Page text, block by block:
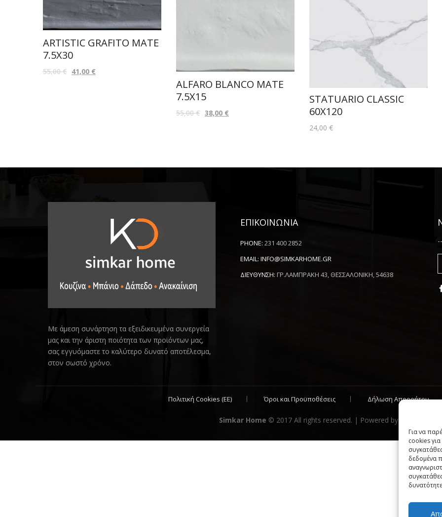
Για να
cookies
δεδομένα
ARTISTIC GRAFITO MATE
7.5X30
55,00€ 41,00 €
ALFARO BLANCO MATE
7.5X15
55,00€ 38,00 €
STATUARIO CLASSIC
60X120
24,00 €
Με άμεση συνάρτηση τα εξειδικευμένα συνεργεία
μας και την άριστη ποιότητα των προϊόντων μας,
σας εγγυόμαστε το καλύτερο δυνατό αποτέλεσμα,
στον σωστό χρόνο.
ΕΠΙΚΟΙΝΩΝΙΑ
PHONE: 231 400 2852
EMAIL: INFO@SIMKARHOME.GR
ΔΙΕΥΘΥΝΣΗ: ΓΡ.ΛΑΜΠΡΑΚΗ 43, ΘΕΣΣΑΛΟΝΙΚΗ, 54638
Πολιτική Cookies (ΕΕ) Όροι και Προϋποθέσεις Δήλωση Απορρήτου
Simkar Home © 2017 All rights reserved. | Powered by